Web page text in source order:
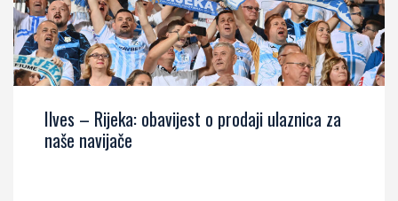
Ilves – Rijeka: obavijest o prodaji ulaznica za
naše navijače